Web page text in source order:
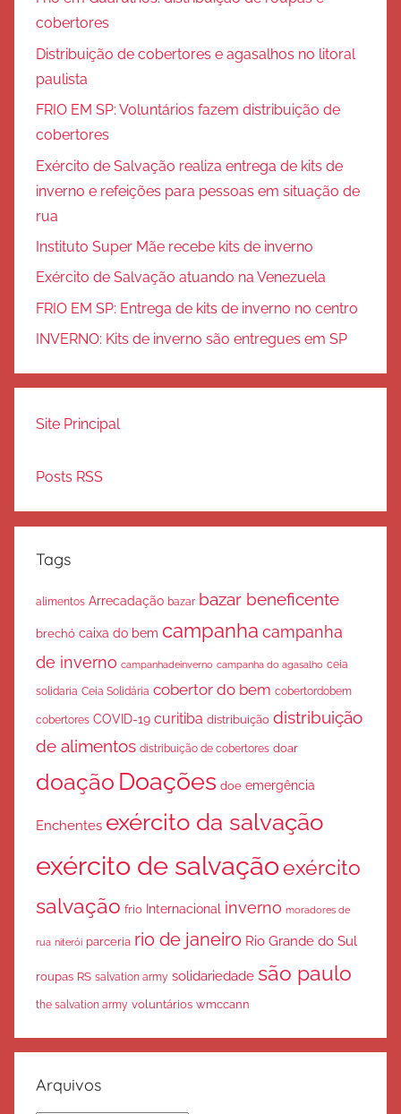
cobertores
Distribuição de cobertores e agasalhos no litoral
paulista
FRIO EM SP: Voluntários fazem distribuição de
cobertores
Exército de Salvação realiza entrega de kits de
inverno e refeições para pessoas em situação de
rua
Instituto Super Mãe recebe kits de inverno
Exército de Salvação atuando na Venezuela
FRIO EM SP: Entrega de kits de inverno no centro
INVERNO: Kits de inverno são entregues em SP
Site Principal
Posts RSS
Tags
alimentos Arrecadação bazar bazar beneficente
brechó caixa do bem campanha campanha
de inverno campanhadeinverno campanha do agasalho ceia
solidaria Ceia Solidária cobertor do bem cobertordobem
cobertores COVID-19 curitiba distribuição distribuição
de alimentos distribuição de cobertores doar
doação Doações doe emergência
Enchentes exército da salvação
exército de salvaçãoexército
salvação frio Internacional inverno moradores de
rua niterói parceria rio de janeiro Rio Grande do Sul
roupas RS salvation army solidariedade são paulo
the salvation army voluntários wmccann
Arquivos